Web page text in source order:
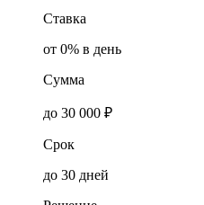
Ставка
от 0% в день
Сумма
до 30 000 ₽
Срок
до 30 дней